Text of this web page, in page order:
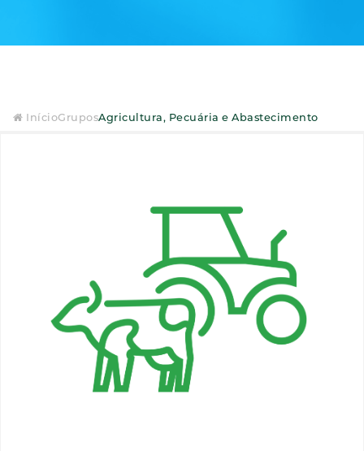
InícioGruposAgricultura, Pecuária e Abastecimento